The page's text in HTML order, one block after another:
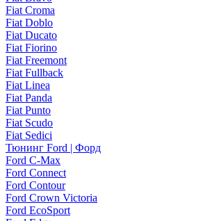
Fiat Croma
Fiat Doblo
Fiat Ducato
Fiat Fiorino
Fiat Freemont
Fiat Fullback
Fiat Linea
Fiat Panda
Fiat Punto
Fiat Scudo
Fiat Sedici
Тюнинг Ford | Форд
Ford C-Max
Ford Connect
Ford Contour
Ford Crown Victoria
Ford EcoSport